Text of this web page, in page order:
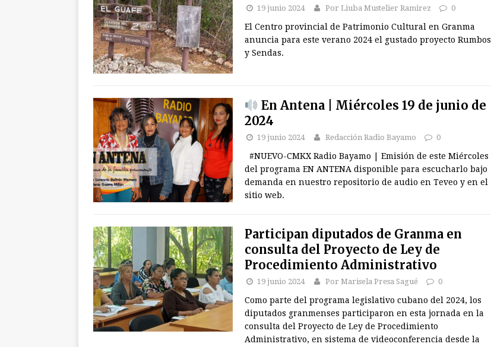
19 junio 2024 Por Liuba Mustelier Ramirez 0
El Centro provincial de Patrimonio Cultural en Granma
anuncia para este verano 2024 el gustado proyecto Rumbos
y Sendas.
En Antena | Miércoles 19 de junio de
2024
19 junio 2024 Redacción Radio Bayamo 0
#NUEVO-CMKX Radio Bayamo | Emisión de este Miércoles
del programa EN ANTENA disponible para escucharlo bajo
demanda en nuestro repositorio de audio en Teveo y en el
sitio web.
Participan diputados de Granma en
consulta del Proyecto de Ley de
Procedimiento Administrativo
19 junio 2024 Por Marisela Presa Sagué 0
Como parte del programa legislativo cubano del 2024, los
diputados granmenses participaron en esta jornada en la
consulta del Proyecto de Ley de Procedimiento
Administrativo, en sistema de videoconferencia desde la